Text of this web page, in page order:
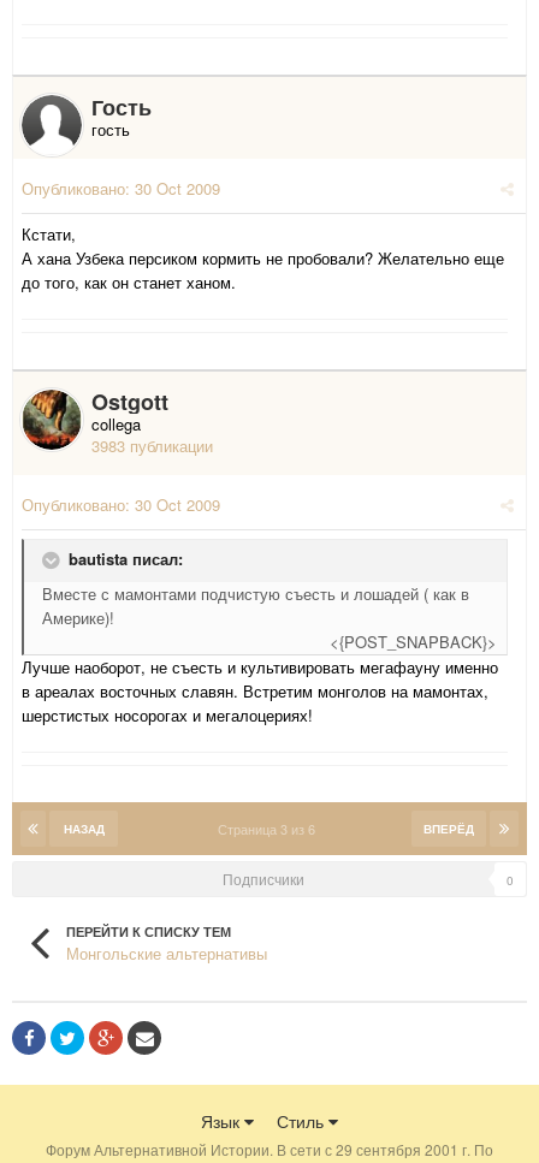
Гость
гость
Опубликовано: 30 Oct 2009
Кстати,
А хана Узбека персиком кормить не пробовали? Желательно еще
до того, как он станет ханом.
Ostgott
collega
3983 публикации
Опубликовано: 30 Oct 2009
bautista писал:
Вместе с мамонтами подчистую съесть и лошадей ( как в
Америке)!
<{POST_SNAPBACK}>
Лучше наоборот, не съесть и культивировать мегафауну именно
в ареалах восточных славян. Встретим монголов на мамонтах,
шерстистых носорогах и мегалоцериях!
НАЗАД ВПЕРЁД
Страница 3 из 6
Подписчики 0
ПЕРЕЙТИ К СПИСКУ ТЕМ
Монгольские альтернативы
Язык Стиль
Форум Альтернативной Истории. В сети с 29 сентября 2001 г. По